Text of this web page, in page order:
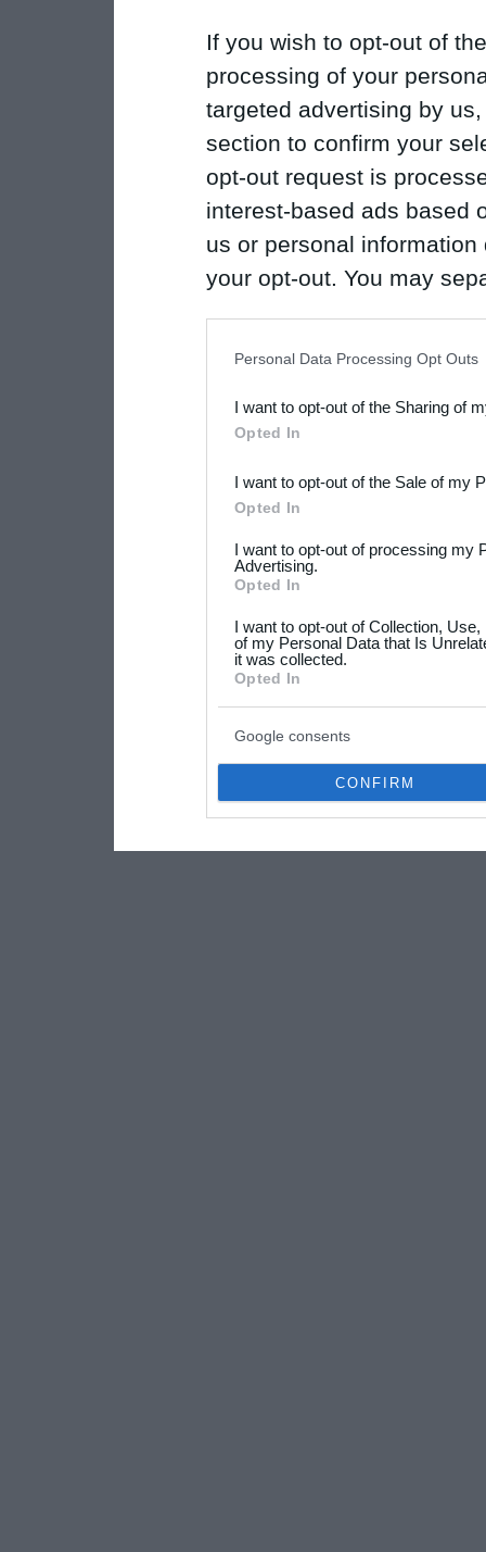
If you wish to opt-out of
processing of your
targeted advertising by
section to confirm your
opt-out request is
interest-based ads based
us or personal
your opt-out. You may
Downstream Participants
third parties.
Please note that this
not limited to your visit or
your data for below
consent section.
Personal Data Processing Opt Outs
I want to opt-out of the Sharing of
Opted In
I want to opt-out of the Sale of my
Opted In
I want to opt-out of processing my
Advertising.
Opted In
I want to opt-out of Collection,
of my Personal Data that Is
it was collected.
Opted In
Google consents
CONFIRM